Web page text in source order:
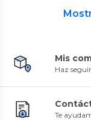
Mis
Haz
Te